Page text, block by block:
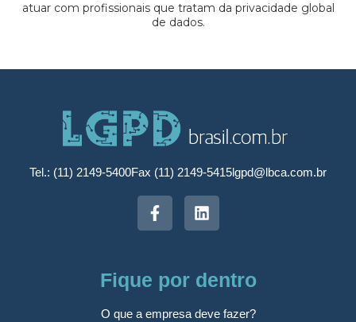
atuar com profissionais que tratam da privacidade global
de dados.
Tel.: (11) 2149-5400Fax (11) 2149-5415lgpd@lbca.com.br
Fique por dentro
O que a empresa deve fazer?